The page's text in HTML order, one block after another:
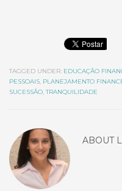
TAGGED UNDER: EDUCAÇÃO
PESSOAIS, PLANEJAMENTO
SUCESSÃO,TRANQUILIDADE
ABOUT